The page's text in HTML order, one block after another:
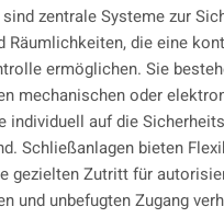
zentrale Systeme zur
Räumlichkeiten, die eine
ermöglichen. Sie
mechanischen oder
individuell auf die
Schließanlagen bieten
gezielten Zutritt für
und unbefugten Zugang